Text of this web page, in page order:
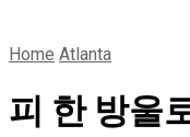
Home Atlanta
피 한 방울